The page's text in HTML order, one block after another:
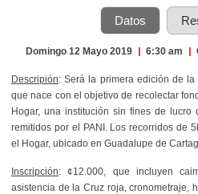
Datos
Domingo 12 Mayo 2019 | 6:30 am |
Descripión: Será la primera edición de
que nace con el objetivo de recolectar
Hogar, una institución sin fines de lucro
remitidos por el PANI. Los recorridos de
el Hogar, ubicado en Guadalupe de
Inscripción: ¢12.000, que incluyen
asistencia de la Cruz roja, cronometraje,